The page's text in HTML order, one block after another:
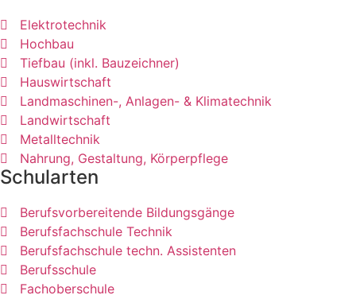
Elektrotechnik
Hochbau
Tiefbau (inkl. Bauzeichner)
Hauswirtschaft
Landmaschinen-, Anlagen- & Klimatechnik
Landwirtschaft
Metalltechnik
Nahrung, Gestaltung, Körperpflege
Schularten
Berufsvorbereitende Bildungsgänge
Berufsfachschule Technik
Berufsfachschule techn. Assistenten
Berufsschule
Fachoberschule